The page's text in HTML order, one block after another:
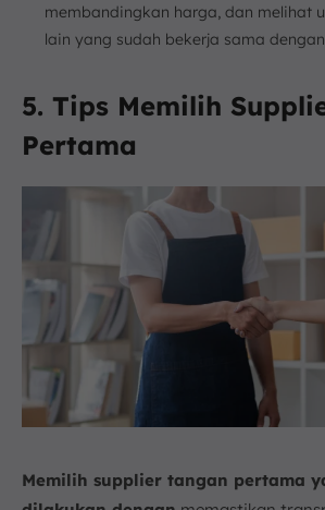
membandingkan harga, dan melihat
lain yang sudah bekerja sama
5. Tips Memilih
Pertama
Memilih supplier tangan pertama